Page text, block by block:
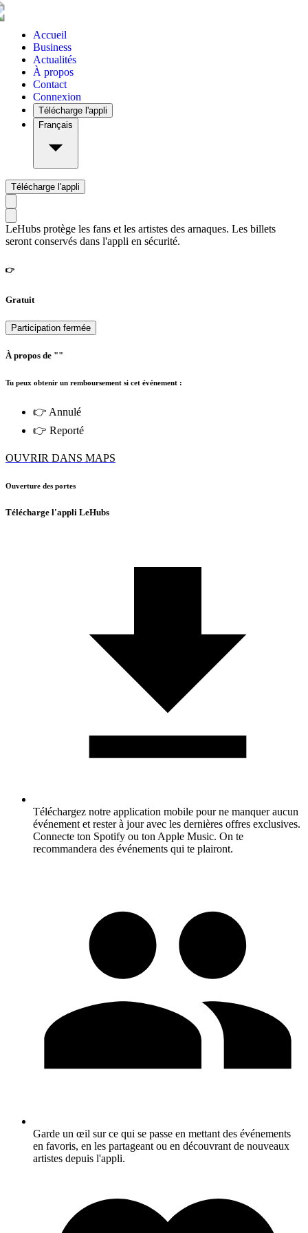
Accueil
Business
Actualités
À propos
Contact
Connexion
Télécharge l'appli
Français
Télécharge l'appli
LeHubs protège les fans et les artistes des arnaques. Les billets
seront conservés dans l'appli en sécurité.
👉
Gratuit
Participation fermée
À propos de ""
Tu peux obtenir un remboursement si cet événement :
👉 Annulé
👉 Reporté
OUVRIR DANS MAPS
Ouverture des portes
Télécharge l'appli LeHubs
Téléchargez notre application mobile pour ne manquer aucun
événement et rester à jour avec les dernières offres exclusives.
Connecte ton Spotify ou ton Apple Music. On te
recommandera des événements qui te plairont.
Garde un œil sur ce qui se passe en mettant des événements
en favoris, en les partageant ou en découvrant de nouveaux
artistes depuis l'appli.